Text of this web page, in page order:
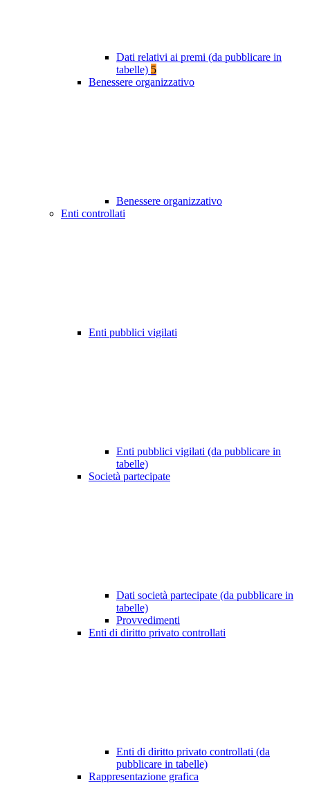
Dati relativi ai premi (da pubblicare in
tabelle) 5
Benessere organizzativo
Benessere organizzativo
Enti controllati
Enti pubblici vigilati
Enti pubblici vigilati (da pubblicare in
tabelle)
Società partecipate
Dati società partecipate (da pubblicare in
tabelle)
Provvedimenti
Enti di diritto privato controllati
Enti di diritto privato controllati (da
pubblicare in tabelle)
Rappresentazione grafica